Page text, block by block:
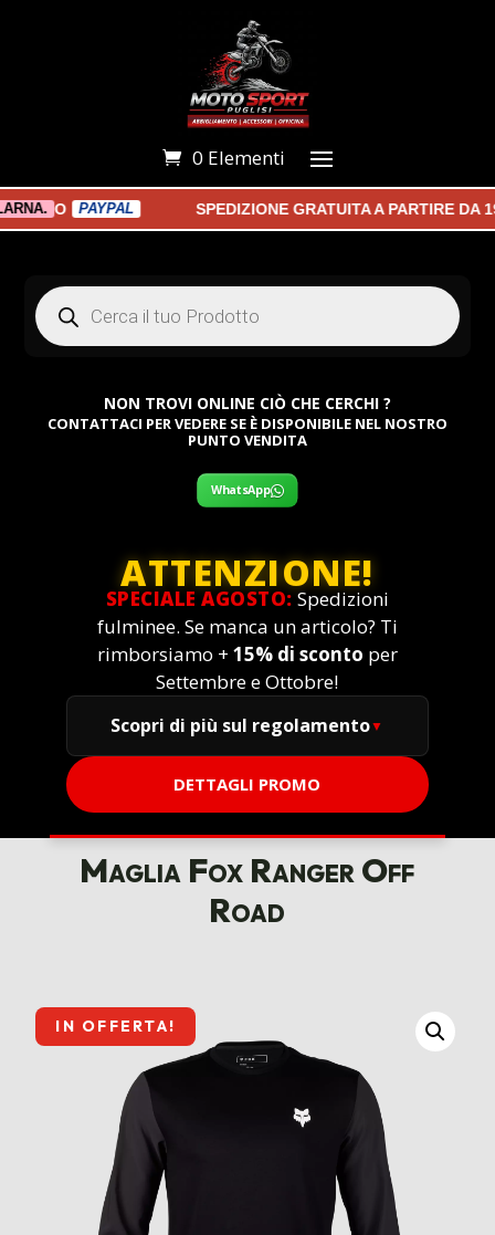
0 Elementi
O PAYPAL SPEDIZIONE GRATUITA A PARTIRE DA
Products
search
NON TROVI ONLINE CIÒ CHE CERCHI ?
CONTATTACI PER VEDERE SE È DISPONIBILE NEL NOSTRO
PUNTO VENDITA
WhatsApp
ATTENZIONE!
SPECIALE AGOSTO: Spedizioni
fulminee. Se manca un articolo? Ti
rimborsiamo + 15% di sconto per
Settembre e Ottobre!
Scopri di più sul regolamento
DETTAGLI PROMO
Maglia Fox Ranger Off
Road
IN OFFERTA!